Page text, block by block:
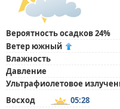
Вероятность осадков 24%
Ветер южный
Влажность
Давление
Ультрафиолетовое
Восход
05:28